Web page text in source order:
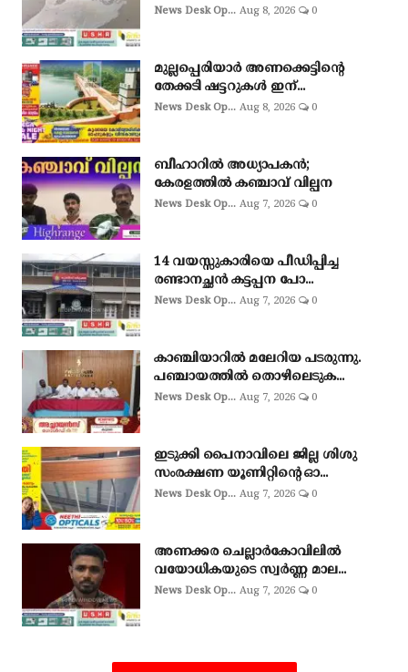
News Desk Op... Aug 8, 2026 0
മുല്ലപ്പെരിയാർ അണക്കെട്ടിന്റെ
തേക്കടി ഷട്ടറുകൾ ഇന്...
News Desk Op... Aug 8, 2026 0
ബീഹാറിൽ അധ്യാപകൻ;
കേരളത്തിൽ കഞ്ചാവ് വില്പന
News Desk Op... Aug 7, 2026 0
14 വയസ്സുകാരിയെ പീഡിപ്പിച്ച
രണ്ടാനച്ഛൻ കട്ടപ്പന പോ...
News Desk Op... Aug 7, 2026 0
കാഞ്ചിയാറിൽ മലേറിയ പടരുന്നു.
പഞ്ചായത്തിൽ തൊഴിലെടുക...
News Desk Op... Aug 7, 2026 0
ഇടുക്കി പൈനാവിലെ ജില്ല ശിശു
സംരക്ഷണ യൂണിറ്റിന്റെ ഓ...
News Desk Op... Aug 7, 2026 0
അണക്കര ചെല്ലാര്‍കോവിലില്‍
വയോധികയുടെ സ്വര്‍ണ്ണ മാല...
News Desk Op... Aug 7, 2026 0